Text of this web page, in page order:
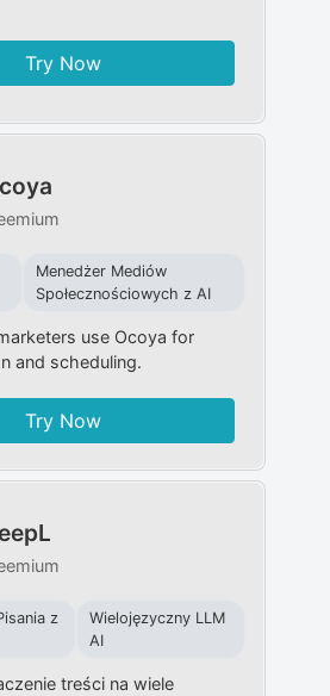
Try Now
Menedżer Mediów
Społecznościowych z AI
use Ocoya for
and scheduling.
Try Now
z
Wielojęzyczny LLM
AI
treści na wiele